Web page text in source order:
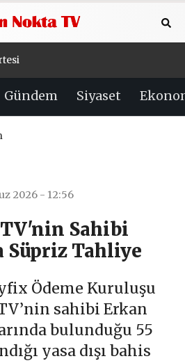
Gündem Siyaset
2026 - 12:56
Sahibi
Süpriz Tahliye
Ödeme Kuruluşu
sahibi Erkan
bulunduğu 55
yasa dışı bahis